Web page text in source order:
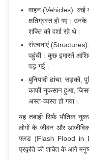
वाहन (Vehicles): कई
क्षतिग्रस्त हो गए।
शक्ति को दर्शा रहे थे।
संरचनाएं (Structures):
पहुंची। कुछ इमारतें
पड़ गई।
बुनियादी ढांचा: सड़कों,
काफी नुकसान हुआ,
अस्त-व्यस्त हो गया।
यह तबाही सिर्फ भौतिक
लोगों के जीवन और
फ्लड (Flash Flood in
प्रकृति की शक्ति के आगे